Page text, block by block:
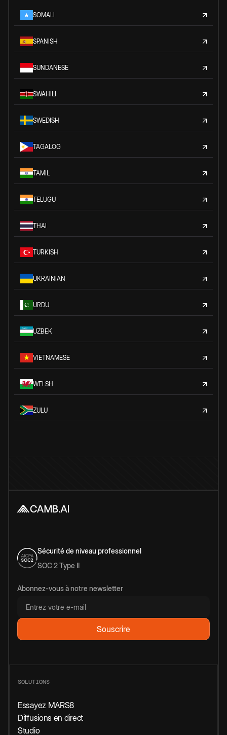
SOMALI
SPANISH
SUNDANESE
SWAHILI
SWEDISH
TAGALOG
TAMIL
TELUGU
THAI
TURKISH
UKRAINIAN
URDU
UZBEK
VIETNAMESE
WELSH
ZULU
Sécurité de niveau professionnel
SOC 2 Type II
Abonnez-vous à notre newsletter
SOLUTIONS
Essayez MARS8
Diffusions en direct
Studio